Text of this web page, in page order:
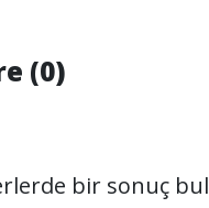
(0)
bir sonuç